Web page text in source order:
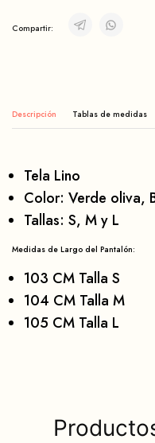
Compartir:
Descripción
Tela Lino
Color: Verde oliva,
Tallas: S, M y L
Medidas de Largo del Pantalón:
103 CM Talla S
104 CM Talla M
105 CM Talla L